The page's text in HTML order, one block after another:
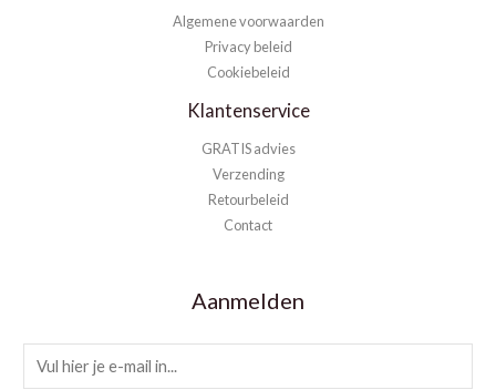
Algemene voorwaarden
Privacy beleid
Cookiebeleid
Klantenservice
GRATIS advies
Verzending
Retourbeleid
Contact
Aanmelden